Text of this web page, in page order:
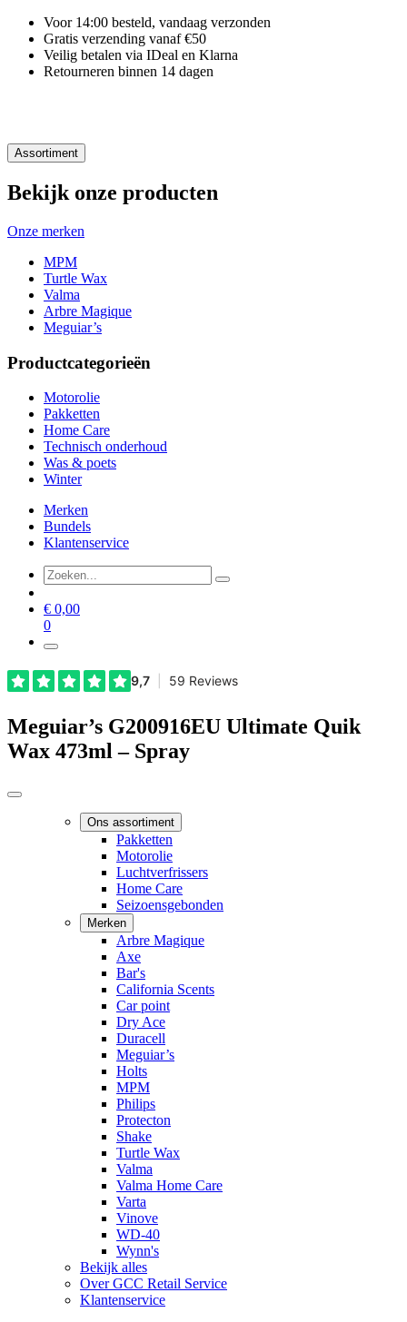
Voor 14:00 besteld, vandaag verzonden
Gratis verzending vanaf €50
Veilig betalen via IDeal en Klarna
Retourneren binnen 14 dagen
Assortiment
Bekijk onze producten
Onze merken
MPM
Turtle Wax
Valma
Arbre Magique
Meguiar’s
Productcategorieën
Motorolie
Pakketten
Home Care
Technisch onderhoud
Was & poets
Winter
Merken
Bundels
Klantenservice
€ 0,00
0
Meguiar’s G200916EU Ultimate Quik
Wax 473ml – Spray
Ons assortiment
Pakketten
Motorolie
Luchtverfrissers
Home Care
Seizoensgebonden
Merken
Arbre Magique
Axe
Bar's
California Scents
Car point
Dry Ace
Duracell
Meguiar’s
Holts
MPM
Philips
Protecton
Shake
Turtle Wax
Valma
Valma Home Care
Varta
Vinove
WD-40
Wynn's
Bekijk alles
Over GCC Retail Service
Klantenservice